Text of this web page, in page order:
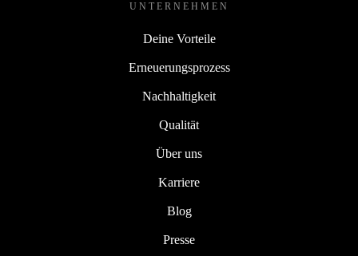
UNTERNEHMEN
Deine Vorteile
Erneuerungsprozess
Nachhaltigkeit
Qualität
Über uns
Karriere
Blog
Presse